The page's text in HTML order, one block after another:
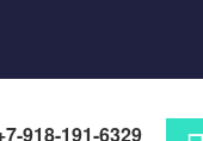
918-191-6329